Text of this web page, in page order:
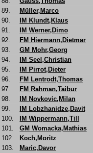
89.
Müller,Marco
90.
IM Klundt,Klaus
91.
IM Werner,Dimo
92.
FM Hiermann,Dietmar
93.
GM Mohr,Georg
94.
IM Seel,Christian
95.
IM Pirrot,Dieter
96.
FM Lentrodt,Thomas
97.
FM Rahman,Taibur
98.
IM Novkovic,Milan
99.
IM Lobzhanidze,Davit
100.
IM Wippermann,Till
101.
GM Womacka,Mathias
102.
Koch,Moritz
103.
Maric,Davor